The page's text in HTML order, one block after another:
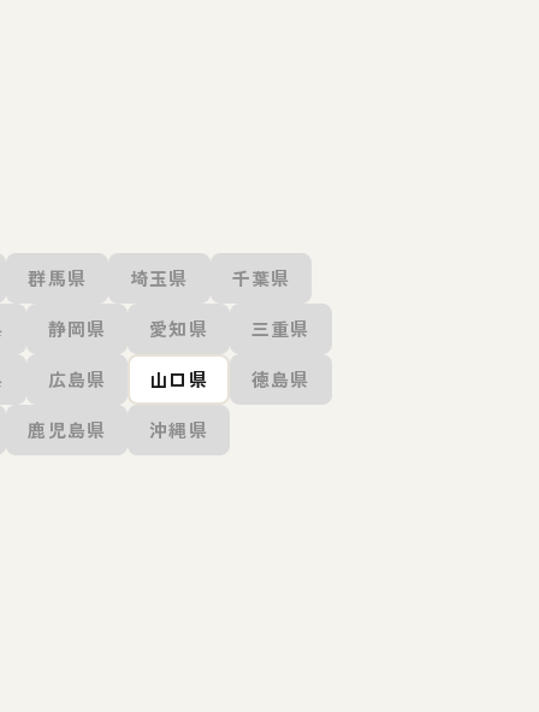
群馬県 埼玉県
千葉県
静岡県 愛知県
三重県
広島県 山口県
徳島県
鹿児島県
沖縄県